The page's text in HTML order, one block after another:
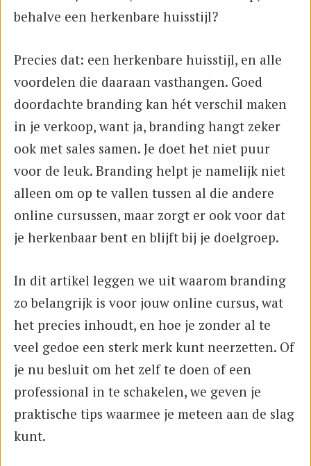
behalve een herkenbare huisstijl?
Precies dat: een herkenbare huisstijl, en alle
voordelen die daaraan vasthangen. Goed
doordachte branding kan hét verschil maken
in je verkoop, want ja, branding hangt zeker
ook met sales samen. Je doet het niet puur
voor de leuk. Branding helpt je namelijk niet
alleen om op te vallen tussen al die andere
online cursussen, maar zorgt er ook voor dat
je herkenbaar bent en blijft bij je doelgroep.
In dit artikel leggen we uit waarom branding
zo belangrijk is voor jouw online cursus, wat
het precies inhoudt, en hoe je zonder al te
veel gedoe een sterk merk kunt neerzetten. Of
je nu besluit om het zelf te doen of een
professional in te schakelen, we geven je
praktische tips waarmee je meteen aan de slag
kunt.